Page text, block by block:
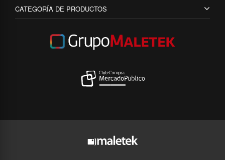
CATEGORÍA DE PRODUCTOS